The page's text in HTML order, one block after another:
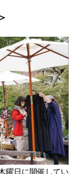
曜日に開催してい